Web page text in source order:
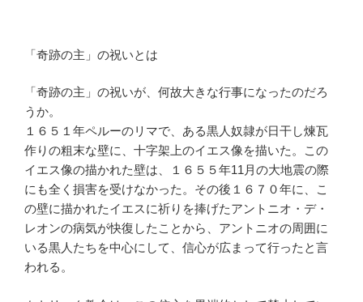
「奇跡の主」の祝いとは
「奇跡の主」の祝いが、何故大きな行事になったのだろ
うか。
１６５１年ペルーのリマで、ある黒人奴隷が日干し煉瓦
作りの粗末な壁に、十字架上のイエス像を描いた。この
イエス像の描かれた壁は、１６５５年11月の大地震の際
にも全く損害を受けなかった。その後１６７０年に、こ
の壁に描かれたイエスに祈りを捧げたアントニオ・デ・
レオンの病気が快復したことから、アントニオの周囲に
いる黒人たちを中心にして、信心が広まって行ったと言
われる。